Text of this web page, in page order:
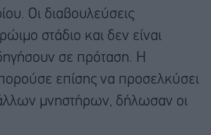
Οι διαβουλεύσεις
στάδιο και δεν είναι
σε πρόταση. Η
επίσης να προσελκύσει
μνηστήρων, δήλωσαν οι